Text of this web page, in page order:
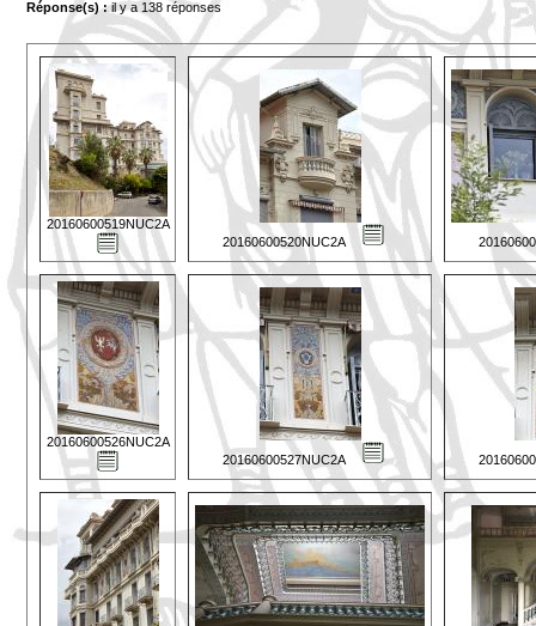
Réponse(s) :il y a 138 réponses
20160600519NUC2A
20160600520NUC2A
20160600526NUC2A
20160600527NUC2A